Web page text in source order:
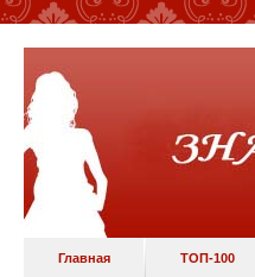
Главная ТОП-100